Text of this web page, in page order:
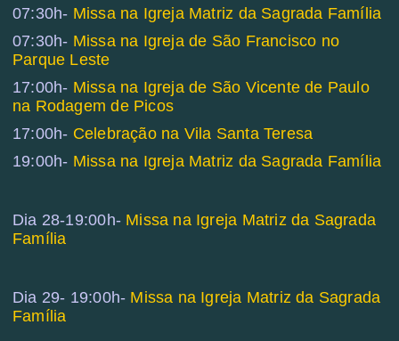
07:30h- Missa na Igreja Matriz da Sagrada Família
07:30h- Missa na Igreja de São Francisco no
Parque Leste
17:00h- Missa na Igreja de São Vicente de Paulo
na Rodagem de Picos
17:00h- Celebração na Vila Santa Teresa
19:00h- Missa na Igreja Matriz da Sagrada Família
Dia 28-19:00h- Missa na Igreja Matriz da Sagrada
Família
Dia 29- 19:00h- Missa na Igreja Matriz da Sagrada
Família